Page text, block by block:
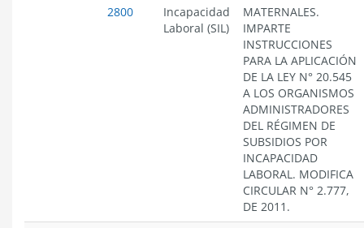
2800
Incapacidad
Laboral (SIL)
MATERNALES.
IMPARTE
INSTRUCCIONES
PARA LA APLICACIÓN
DE LA LEY N° 20.545
A LOS ORGANISMOS
ADMINISTRADORES
DEL RÉGIMEN DE
SUBSIDIOS POR
INCAPACIDAD
LABORAL. MODIFICA
CIRCULAR N° 2.777,
DE 2011.